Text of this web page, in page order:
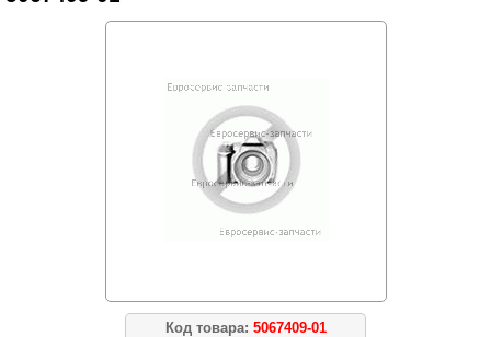
Код товара: 5067409-01